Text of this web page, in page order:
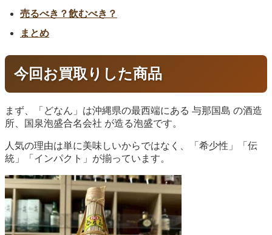
売るべき？飲むべき？
まとめ
今回お買取りした商品
まず、「どなん」は沖縄県の最西端にある 与那国島 の酒造
所、
国泉泡盛合名会社 が造る泡盛です。
人気の理由は単に美味しいからではなく、「希少性」「伝
統」「インパクト」が揃っています。